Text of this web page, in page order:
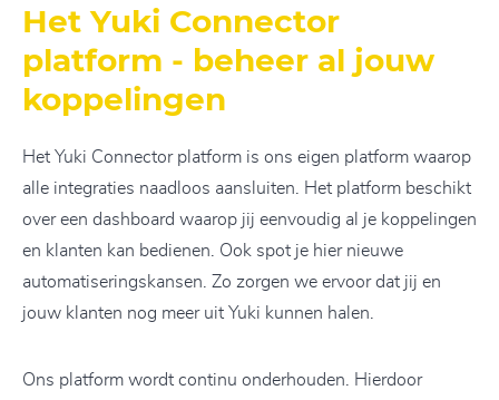
Het Yuki Connector
platform - beheer al jouw
koppelingen
Het Yuki Connector platform is ons eigen platform waarop
alle integraties naadloos aansluiten. Het platform beschikt
over een dashboard waarop jij eenvoudig al je koppelingen
en klanten kan bedienen. Ook spot je hier nieuwe
automatiseringskansen. Zo zorgen we ervoor dat jij en
jouw klanten nog meer uit Yuki kunnen halen.
Ons platform wordt continu onderhouden. Hierdoor